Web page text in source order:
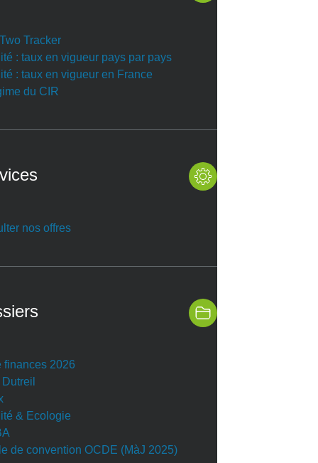
Tracker
: taux en vigueur pays par pays
: taux en vigueur en France
du CIR
nos offres
finances 2026
& Ecologie
de convention OCDE (MàJ 2025)